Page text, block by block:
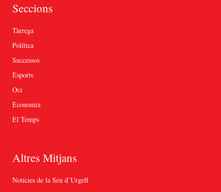
Seccions
Tàrrega
Política
Successos
Esports
Oci
Economia
El Temps
Altres Mitjans
Notícies de la Seu d’Urgell